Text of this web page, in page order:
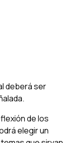
deberá ser
de los
elegir un